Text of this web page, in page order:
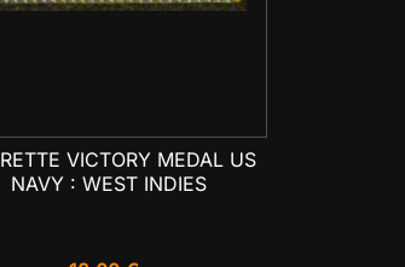
 Aperçu rapide
VICTORY MEDAL US
NAVY : WEST INDIES